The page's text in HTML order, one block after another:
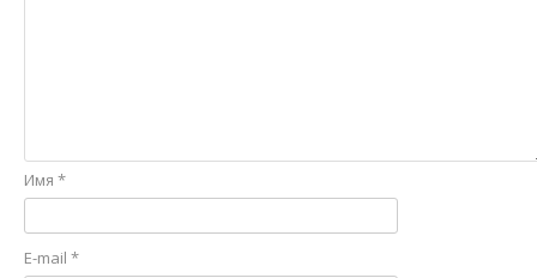
Имя *
E-mail *